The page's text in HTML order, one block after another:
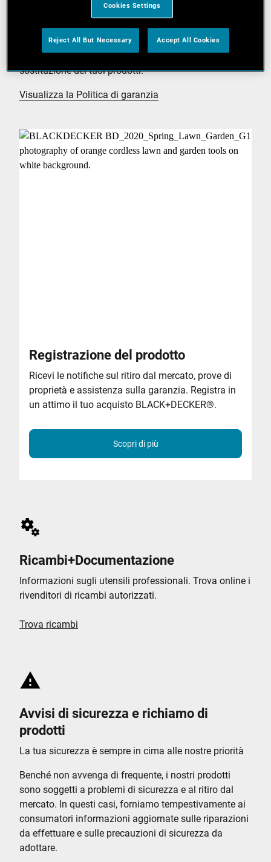
Informazioni sulla garanzia
Ottieni tutte le informazioni che ti occorrono per
quanto riguarda le varie garanzie di riparazione o
sostituzione dei tuoi prodotti.
Visualizza la Politica di garanzia
Registrazione del prodotto
Ricevi le notifiche sul ritiro dal mercato, prove di
proprietà e assistenza sulla garanzia. Registra in
un attimo il tuo acquisto BLACK+DECKER®.
Scopri di più
Ricambi+Documentazione
Informazioni sugli utensili professionali. Trova online i
rivenditori di ricambi autorizzati.
Trova ricambi
Avvisi di sicurezza e richiamo di
prodotti
La tua sicurezza è sempre in cima alle nostre priorità
Benché non avvenga di frequente, i nostri prodotti
sono soggetti a problemi di sicurezza e al ritiro dal
mercato. In questi casi, forniamo tempestivamente ai
consumatori informazioni aggiornate sulle riparazioni
da effettuare e sulle precauzioni di sicurezza da
adottare.
Cookies Settings
Reject All But Necessary Accept All Cookies